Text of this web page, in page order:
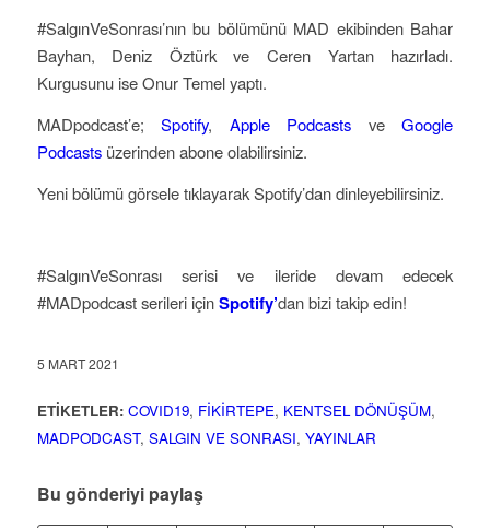
#SalgınVeSonrası’nın bu bölümünü MAD ekibinden Bahar
Bayhan, Deniz Öztürk ve Ceren Yartan hazırladı.
Kurgusunu ise Onur Temel yaptı.
MADpodcast’e;Spotify, Apple Podcasts veGoogle
Podcastsüzerinden abone olabilirsiniz.
Yeni bölümü görsele tıklayarak Spotify’dan dinleyebilirsiniz.
#SalgınVeSonrası serisi ve ileride devam edecek
#MADpodcast serileri içinSpotify’dan bizi takip edin!
5 MART 2021
ETIKETLER: COVID19, FIKIRTEPE, KENTSEL DÖNÜŞÜM,
MADPODCAST, SALGIN VE SONRASI, YAYINLAR
Bu gönderiyi paylaş